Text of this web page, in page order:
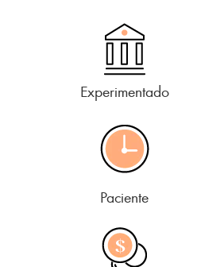
Experimentado
Paciente